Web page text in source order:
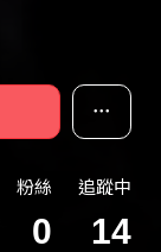
粉絲
0
追蹤中
14